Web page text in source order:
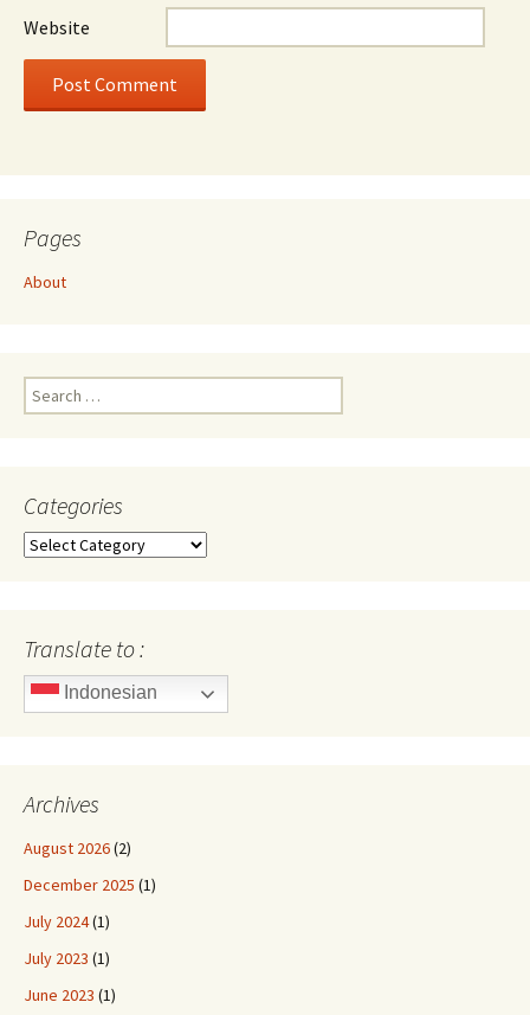
Website
Pages
About
Search
for:
Categories
Categories
Translate to :
Indonesian
Archives
August 2026(2)
December 2025 (1)
July 2024(1)
July 2023 (1)
June 2023 (1)